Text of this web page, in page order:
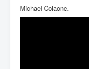
Michael Colaone.